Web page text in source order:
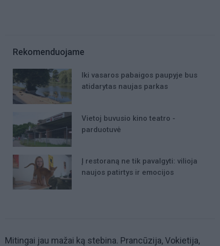
Rekomenduojame
Iki vasaros pabaigos paupyje bus
atidarytas naujas parkas
Vietoj buvusio kino teatro -
parduotuvė
Į restoraną ne tik pavalgyti: vilioja
naujos patirtys ir emocijos
Mitingai jau mažai ką stebina. Prancūzija, Vokietija,